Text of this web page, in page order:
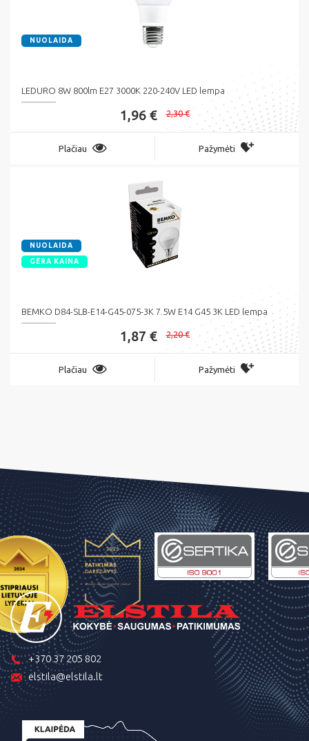
NUOLAIDA
LEDURO 8W 800lm E27 3000K 220-240V LED lempa
1,96 € 2,30 €
Plačiau Pažymėti
NUOLAIDA
GERA KAINA
BEMKO D84-SLB-E14-G45-075-3K 7.5W E14 G45 3K LED lempa
1,87 € 2,20 €
Plačiau Pažymėti
+370 37 205 802
elstila@elstila.lt